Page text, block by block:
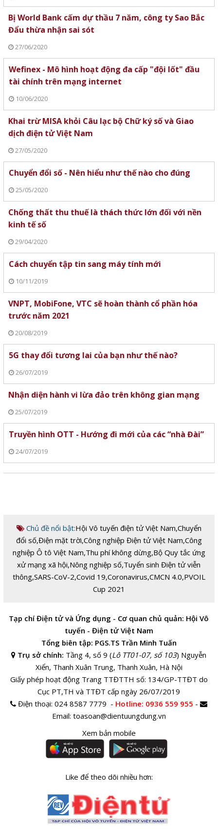
Bị World Bank cấm dự thầu 7 năm, công ty Sao Bắc
Đẩu thừa nhận sai sót
27/06/2020
Wefinex - Mô hình hoạt động đa cấp "đội lốt" đầu
tài chính trên mạng internet
10/06/2020
Khai trừ MISA khỏi Câu lạc bộ Chữ ký số và Giao
dịch điện tử Việt Nam
27/05/2020
Chuyển đổi số - Nên hiểu như thế nào cho đúng
25/05/2020
Chống thất thu thuế là thách thức lớn đối với nền
kinh tế số
29/04/2020
Cách chuyển tập tin sang máy tính mới
10/11/2019
VNPT, MobiFone, VTC sẽ hoàn thành cổ phần hóa
trước năm 2021
20/08/2019
5G thay đổi tương lai của bạn như thế nào?
26/07/2019
Nhận diện hành vi lừa đảo trên không gian mạng
25/07/2019
Truyền hình OTT - Hướng đi mới của các “nhà Đài”
24/07/2019
Chủ đề nổi bật:Hội Vô tuyến điện tử Việt Nam,Chuyển
đổi số,Điện mặt trời,Công nghiệp Điện tử Việt Nam,Công
nghiệp Ô tô Việt Nam,Thu phí không dừng,Bộ Quy tắc ứng
xử mạng xã hội,Nông nghiệp số,Tuyển sinh Điện tử viễn
thông,SARS-CoV-2,Covid 19,Coronavirus,CMCN 4.0,PVOIL
Cup 2021
Tạp chí Điện tử và Ứng dụng - Cơ quan chủ quản: Hội Vô
tuyến - Điện tử Việt Nam
Tổng biên tập: PGS.TS Trần Minh Tuấn
Trụ sở chính: Tầng 4, số 9 (Lô TT01-07, số 103) Nguyễn
Xiển, Thanh Xuân Trung, Thanh Xuân, Hà Nội
Giấy phép hoạt động Trang TTĐTTH số: 134/GP-TTĐT do
Cục PT,TH và TTĐT cấp ngày 26/07/2019
Điện thoại:024 8587 7779 - Hotline: 0936 559 955 -
Email: toasoan@dientuungdung.vn
Xem bản mobile
Like để theo dõi nhiều hơn: